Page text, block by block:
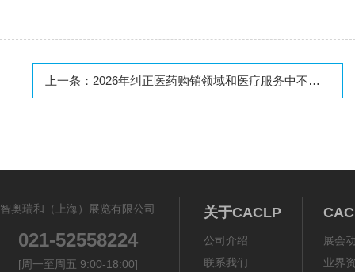
上一条： 2026年纠正医药购销领域和医疗服务中不正之风工作要点
智奥瑞和（上海）展览有限公司
021-52558224
[周一至周五 9:00-18:00]
关于CACLP
公司介绍
联系我们
展会
业界